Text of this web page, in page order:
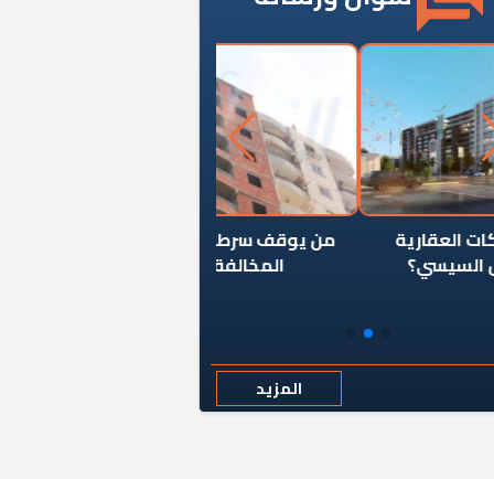
يوقف سرطان الأبراج السكنية
المخالفة ياحكومة؟
المزيد